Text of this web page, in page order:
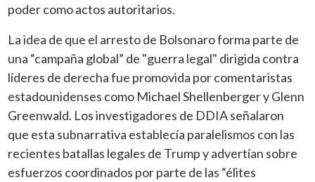
poder como actos autoritarios.
La idea de que el arresto de Bolsonaro forma parte de
una “campaña global” de "guerra legal" dirigida contra
líderes de derecha fue promovida por comentaristas
estadounidenses como Michael Shellenberger y Glenn
Greenwald. Los investigadores de DDIA señalaron
que esta subnarrativa establecía paralelismos con las
recientes batallas legales de Trump y advertían sobre
esfuerzos coordinados por parte de las “élites